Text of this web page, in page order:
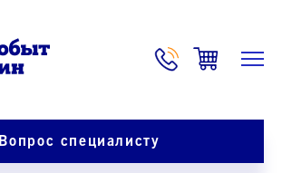
Вопрос специалисту